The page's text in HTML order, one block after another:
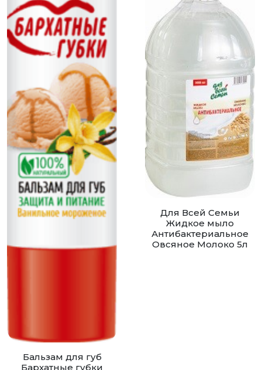
Бальзам для губ
Бархатные губки
Для Всей Семьи
Жидкое мыло
Антибактериальное
Овсяное Молоко 5л